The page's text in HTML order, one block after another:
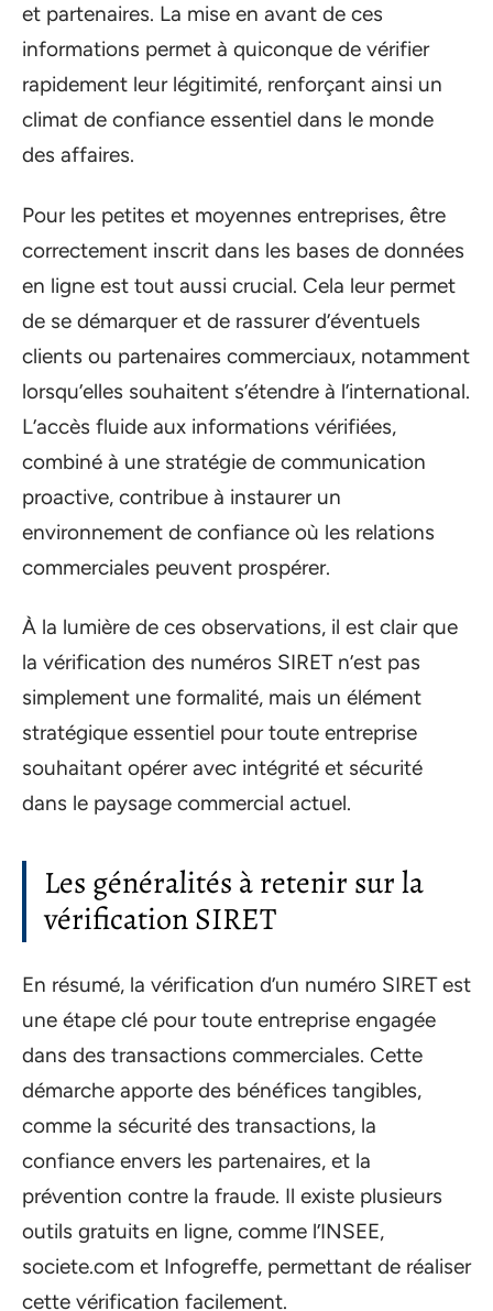
et partenaires. La mise en avant de ces
informations permet à quiconque de vérifier
rapidement leur légitimité, renforçant ainsi un
climat de confiance essentiel dans le monde
des affaires.
Pour les petites et moyennes entreprises, être
correctement inscrit dans les bases de données
en ligne est tout aussi crucial. Cela leur permet
de se démarquer et de rassurer d’éventuels
clients ou partenaires commerciaux, notamment
lorsqu’elles souhaitent s’étendre à l’international.
L’accès fluide aux informations vérifiées,
combiné à une stratégie de communication
proactive, contribue à instaurer un
environnement de confiance où les relations
commerciales peuvent prospérer.
À la lumière de ces observations, il est clair que
la vérification des numéros SIRET n’est pas
simplement une formalité, mais un élément
stratégique essentiel pour toute entreprise
souhaitant opérer avec intégrité et sécurité
dans le paysage commercial actuel.
Les généralités à retenir sur la
vérification SIRET
En résumé, la vérification d’un numéro SIRET est
une étape clé pour toute entreprise engagée
dans des transactions commerciales. Cette
démarche apporte des bénéfices tangibles,
comme la sécurité des transactions, la
confiance envers les partenaires, et la
prévention contre la fraude. Il existe plusieurs
outils gratuits en ligne, comme l’INSEE,
societe.com et Infogreffe, permettant de réaliser
cette vérification facilement.